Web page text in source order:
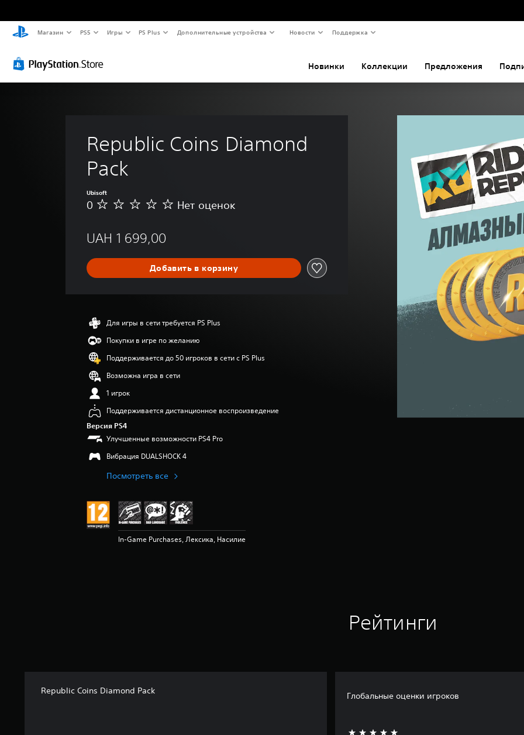
Магазин PS5 Игры PS Plus Дополнительные устройства Новости Поддержка
Новинки Коллекции Предложения
Republic Coins Diamond
Pack
Ubisoft
Н
о
е
н
к
0 Нет оценок
UAH 1 699,00
Добавить в корзину
Для игры в сети требуется PS Plus
Покупки в игре по желанию
Поддерживается до 50 игроков в сети с PS Plus
Возможна игра в сети
1 игрок
Поддерживается дистанционное воспроизведение
Версия PS4
Улучшенные возможности PS4 Pro
Вибрация DUALSHOCK 4
Посмотреть все
In-Game Purchases, Лексика, Насилие
Рейтинги
Republic Coins Diamond Pack Глобальные оценки игроков